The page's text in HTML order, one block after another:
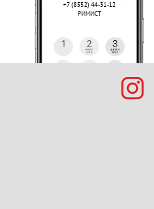
+7 (8552) 44-31-12
РИМИСТ